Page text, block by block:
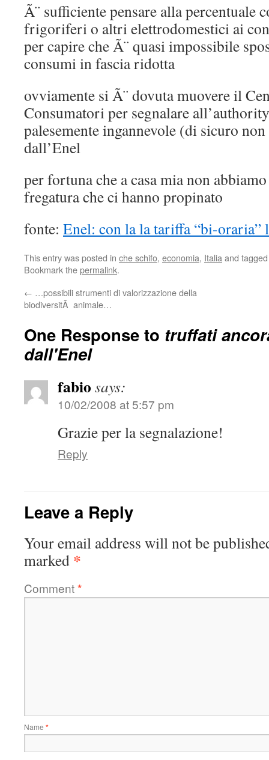
Ã¨ sufficiente pensare alla percentuale
frigoriferi o altri elettrodomestici ai
per capire che Ã¨ quasi impossibile
consumi in fascia ridotta
ovviamente si Ã¨ dovuta muovere il
Consumatori per segnalare
palesemente ingannevole (di sicuro
dall’Enel
per fortuna che a casa mia non
fregatura che ci hanno propinato
fonte: Enel: con la la tariffa “bi-oraria”
This entry was posted in che schifo, economia, Italia and
Bookmark thepermalink.
← …possibili strumenti di valorizzazione della
biodiversitÃ animale…
One Response to truffati
dall'Enel
fabio says:
10/02/2008 at 5:57 pm
Grazie per la segnalazione!
Reply
Leave a Reply
Your email address will not be
marked *
Comment*
Name *